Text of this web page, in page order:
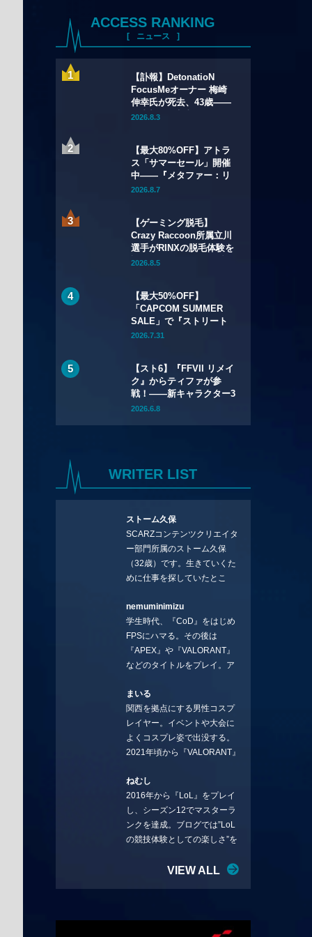
ACCESS RANKING
ニュース
【訃報】DetonatioN
FocusMeオーナー 梅崎
伸幸氏が死去、43歳——
国内初の給与制eスポーツ
2026.8.3
【最大80%OFF】アトラ
ス「サマーセール」開催
中——『メタファー：リ
ファンタジオ』デジタル
2026.8.7
【ゲーミング脱毛】
Crazy Raccoon所属立川
選手がRINXの脱毛体験を
語る——インタビュー記
2026.8.5
【最大50%OFF】
「CAPCOM SUMMER
SALE」で『ストリート
ファイター6』本編が
初セール
2026.7.31
【スト6】『FFVII リメイ
ク』からティファが参
戦！――新キャラクター3
名を含むYear 4のライン
2026.6.8
WRITER LIST
ストーム久保
SCARZコンテンツクリエイタ
ー部門所属のストーム久保
（32歳）です。生きていくた
めに仕事を探していたとこ
コラムを連載させてもらえる
ことになりました。言いたい
ことを言っていきます。X：
https://x.com/stormKUBO
YouTube：
rmKUBO
nemuminimizu
学生時代、『CoD』をはじめ
FPSにハマる。その後は
『APEX』や『VALORANT』
などのタイトルをプレイ。ア
BGMなどを手掛ける作曲家と
フリーランスのライターの二
足の草鞋を履いて幅広く活動
中。無類のラーメン好き！
Twitter:@ongakucas
まいる
関西を拠点にする男性コスプ
レイヤー。イベントや大会に
よくコスプレ姿で出没する。
2021年頃から『VALORANT』
続ける。現在の推しチームは
「CREST GAMING」。X：
@mlunias（Photo by
Subaru.F.）
ねむし
2016年から『LoL』をプレイ
し、シーズン12でマスターラ
ンクを達成。ブログでは”LoL
の競技体験としての楽しさ”を
リーを愛し、元ADCメイン
VIEW ALL